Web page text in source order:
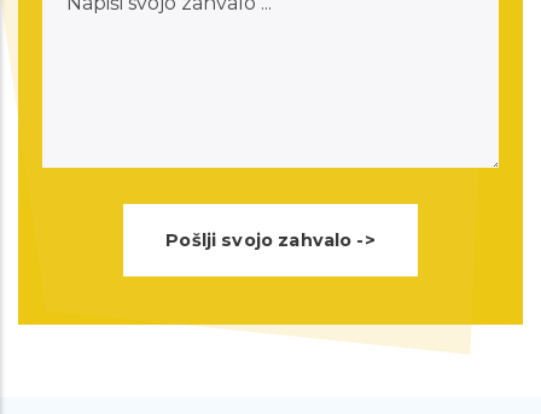
Spoštovani, danes sem bila na klicu z
sem se samo še zahvalit za vso
svojo